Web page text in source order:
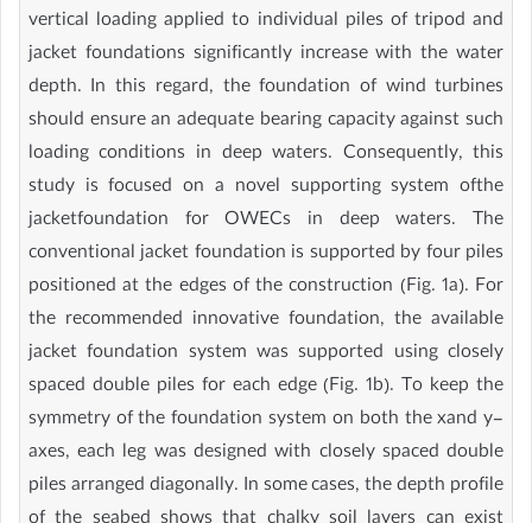
vertical loading applied to individual piles of tripod and
jacket foundations significantly increase with the water
depth. In this regard, the foundation of wind turbines
should ensure an adequate bearing capacity against such
loading conditions in deep waters. Consequently, this
study is focused on a novel supporting system ofthe
jacketfoundation for OWECs in deep waters. The
conventional jacket foundation is supported by four piles
positioned at the edges of the construction (Fig. 1a). For
the recommended innovative foundation, the available
jacket foundation system was supported using closely
spaced double piles for each edge (Fig. 1b). To keep the
symmetry of the foundation system on both the xand y-
axes, each leg was designed with closely spaced double
piles arranged diagonally. In some cases, the depth profile